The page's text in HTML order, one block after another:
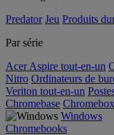
Predator Jeu Produits
Par série
Acer Aspire tout-en-un
Nitro Ordinateurs de
Veriton tout-en-un
Chromebase Chromebox
Windows
Chromebooks